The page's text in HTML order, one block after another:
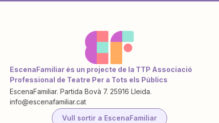
EscenaFamiliar és un projecte de la TTP Associació
Professional de Teatre Per a Tots els Públics
EscenaFamiliar. Partida Bovà 7. 25916 Lleida.
info@escenafamiliar.cat
Vull sortir a EscenaFamiliar